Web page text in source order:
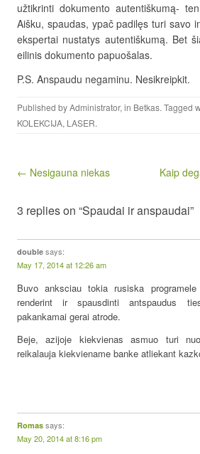
užtikrinti dokumento autentiškumą-
Aišku, spaudas, ypač padilęs turi savo
ekspertai nustatys autentiškumą. Bet
eilinis dokumento papuošalas.
P.S. Anspaudu negaminu. Nesikreipkit.
Published byAdministrator, in Betkas. Tagged
KOLEKCIJA, LASER.
Post navigation
← Nesigauna niekas Kaip
3 replies on “Spaudai ir anspaudai”
double says:
May 17, 2014 at 12:26 am
Buvo anksciau tokia rusiska
renderint ir spausdinti antspaudus
pakankamai gerai atrode.
Beje, azijoje kiekvienas asmuo turi
reikalauja kiekviename banke atliekant
Romas says:
May 20, 2014 at 8:16 pm